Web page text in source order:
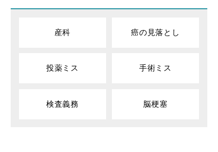
産科 癌の見落とし
投薬ミス 手術ミス
検査義務 脳梗塞